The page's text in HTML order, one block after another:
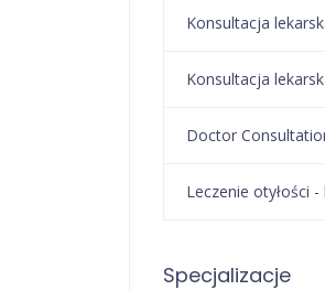
Konsultacja
Konsultacja
Doctor
Leczenie otyłości
Specjalizacje